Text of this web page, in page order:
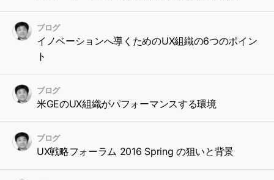
ブログ
イノベーションへ導くためのUX組織の6つのポイン
ト
ブログ
米GEのUX組織がパフォーマンスする環境
ブログ
UX戦略フォーラム 2016 Spring の狙いと背景